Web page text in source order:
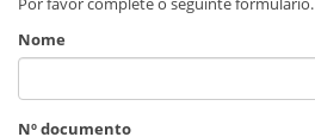
Nome
Nº documento